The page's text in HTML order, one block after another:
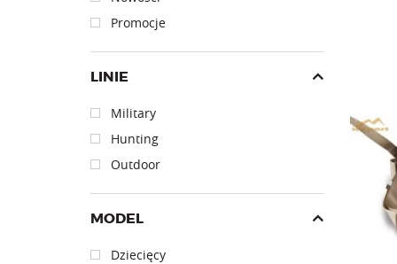
Promocje
LINIE
Military
Hunting
Outdoor
MODEL
Dziecięcy